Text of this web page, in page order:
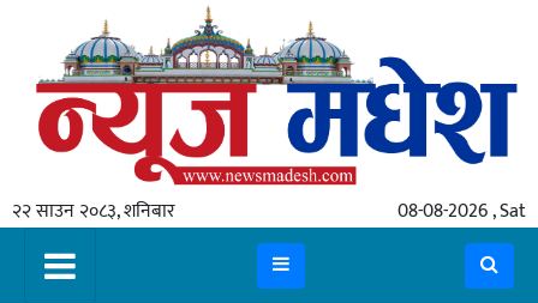
२२ साउन २०८३, शनिबार 08-08-2026 , Sat
गृहपृष्ठ
स्थानीय
प्रदेश